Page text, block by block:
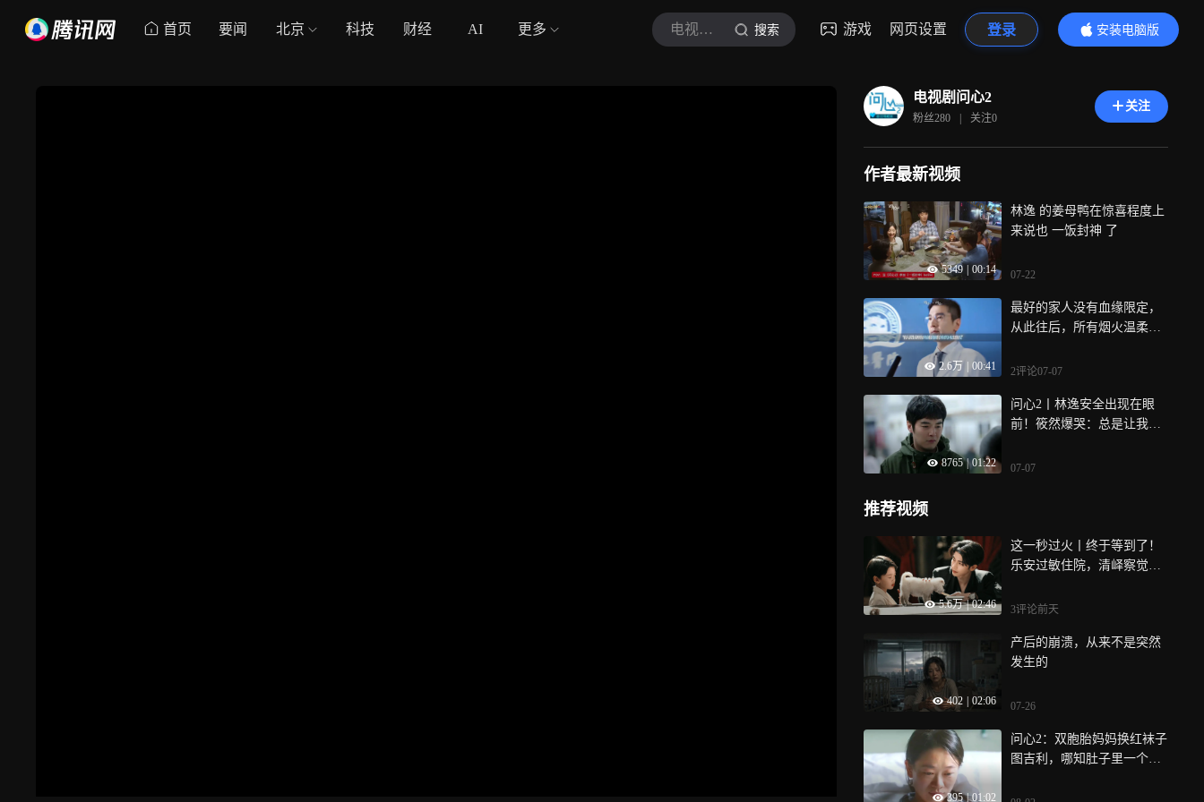
首页 要闻 北京 科技 财经 AI 更多 电视剧问心2 搜索 游戏 网页设置 登录
安装电脑版
内容更精彩
电视剧问心2
粉丝280 | 关注0
关注
作者最新视频
5349 00:14
林逸 的姜母鸭在惊喜程度上
来说也 一饭封神 了
07-22
2.6万 00:41
最好的家人没有血缘限定，
从此往后，所有烟火温柔，
2评论07-07
8765 | 01:22
问心2丨林逸安全出现在眼
前！筱然爆哭：总是让我担
07-07
推荐视频
5.6万 | 02:46
这一秒过火丨终于等到了！
乐安过敏住院，清峄察觉亲
3评论前天
402 02:06
产后的崩溃，从来不是突然
发生的
07-26
395 | 01:02
问心2：双胞胎妈妈换红袜子
图吉利，哪知肚子里一个胎